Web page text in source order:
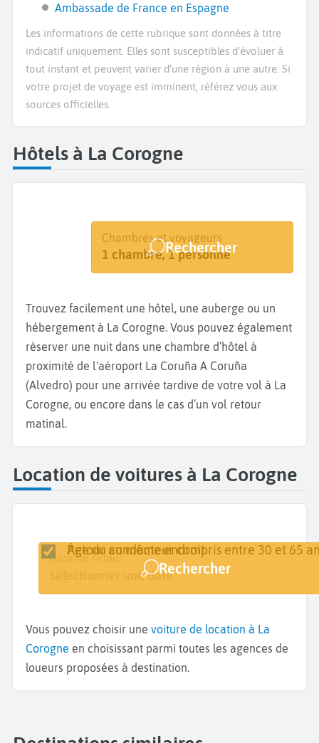
Ambassade de France en Espagne
Les informations de cette rubrique sont données à titre
indicatif uniquement. Elles sont susceptibles d’évoluer à
tout instant et peuvent varier d’une région à une autre. Si
votre projet de voyage est imminent, référez vous aux
sources officielles.
Hôtels à La Corogne
Destination
A Coruna
Dates
Dates de votre séjour
Chambres et voyageurs
1 chambre, 1 personne
Rechercher
Trouvez facilement une hôtel, une auberge ou un
hébergement à La Corogne. Vous pouvez également
réserver une nuit dans une chambre d’hôtel à
proximité de l'aéroport La Coruña A Coruña
(Alvedro) pour une arrivée tardive de votre vol à La
Corogne, ou encore dans le cas d’un vol retour
matinal.
Location de voitures à La Corogne
Lieu de retrait
Date de retrait
Sélectionner une date
Date de retour
Sélectionner une date
Retour au même endroit
Âge du conducteur compris entre 30 et 65
Rechercher
Vous pouvez choisir une voiture de location à La
Corogne en choisissant parmi toutes les agences de
loueurs proposées à destination.